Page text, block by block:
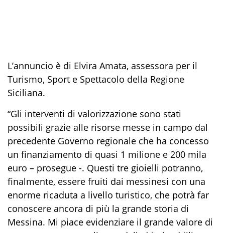
L’annuncio è di Elvira Amata, assessora per il
Turismo, Sport e Spettacolo della Regione
Siciliana.
“Gli interventi di valorizzazione sono stati
possibili grazie alle risorse messe in campo dal
precedente Governo regionale che ha concesso
un finanziamento di quasi 1 milione e 200 mila
euro – prosegue -. Questi tre gioielli potranno,
finalmente, essere fruiti dai messinesi con una
enorme ricaduta a livello turistico, che potrà far
conoscere ancora di più la grande storia di
Messina. Mi piace evidenziare il grande valore di